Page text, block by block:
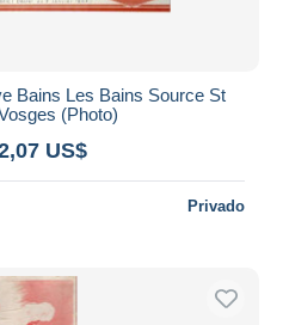
Bains Les Bains Source St
(Photo)
US$
Privado